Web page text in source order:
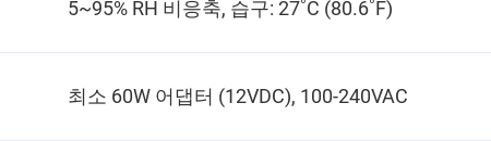
5~95% RH 비응축, 습구: 27˚C (80.6˚F)
최소 60W 어댑터 (12VDC), 100-240VAC